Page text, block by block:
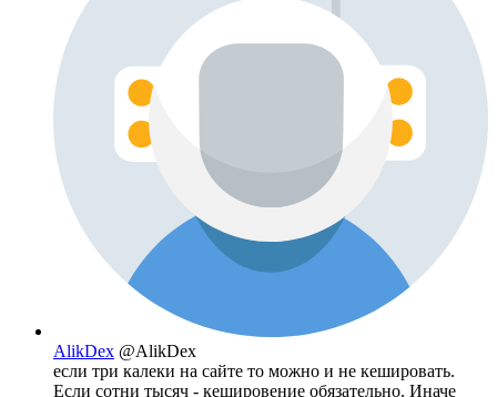
AlikDex @AlikDex
если три калеки на сайте то можно и не кешировать.
Если сотни тысяч - кешировение обязательно. Иначе